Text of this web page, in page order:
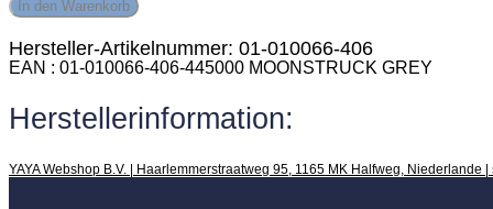
In den Warenkorb
Hersteller-Artikelnummer: 01-010066-406
EAN 01-010066-406-445000 MOONSTRUCK GREY
Herstellerinformation:
YAYA Webshop B.V. | Haarlemmerstraatweg 95, 1165 MK Halfweg, Niederlande